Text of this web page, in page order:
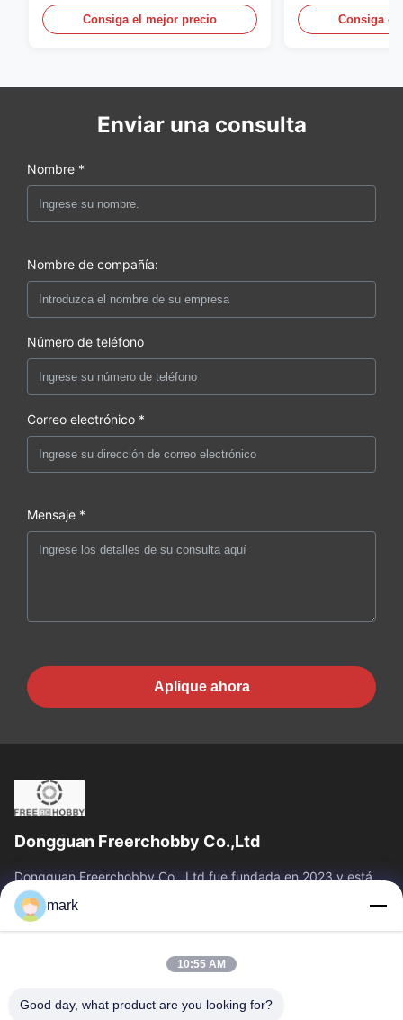
surf propulsor submarino hidro
Consiga el mejor precio
pulgadas para
Consiga el
Enviar una consulta
Nombre *
Nombre de compañía:
Número de teléfono
Correo electrónico *
Mensaje *
Aplique ahora
Dongguan Freerchobby Co.,Ltd
Dongguan Freerchobby Co., Ltd fue fundada en 2023 y está
ubicada en Dongguan, conocida como la fábrica del mundo.La
moderna fábrica de Ltd. se...
Vínculos Rápidos
Productos
Sobre Nosotros
Visita A La Fábrica
mark
10:55 AM
Good day, what product are you looking for?